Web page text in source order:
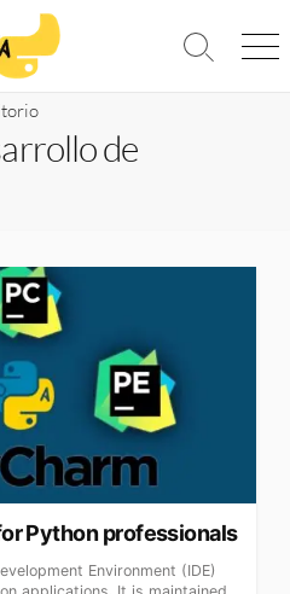
Alternar
de
Python professionals
Environment (IDE)